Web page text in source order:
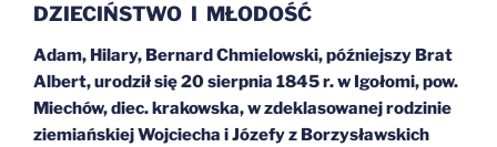
DZIECIŃSTWO I MŁODOŚĆ
Adam, Hilary, Bernard Chmielowski, późniejszy Brat
Albert, urodził się 20 sierpnia 1845 r. w Igołomi, pow.
Miechów, diec. krakowska, w zdeklasowanej rodzinie
ziemiańskiej Wojciecha i Józefy z Borzysławskich